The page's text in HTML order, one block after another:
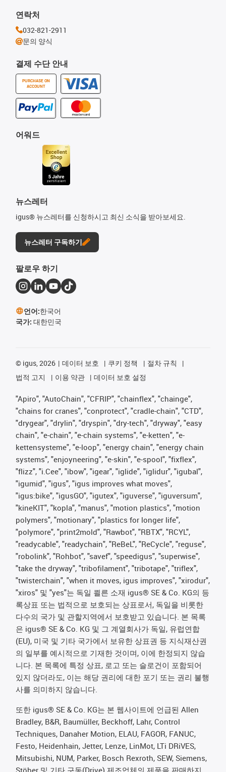
결제 수단 안내
PURCHASE ON
ACCOUNT
어워드
뉴스레터
igus® 뉴스레터를 신청하시고 최신 소식을 받아보세요.
뉴스레터 구독하기
연락처
032-821-2911
문의 양식
팔로우 하기
언어:한국어
국가: 대한민국
© igus, 2026 데이터 보호 쿠키 정책
절차 규칙
법적 고지
이용 약관 데이터 보호 설정
"Apiro", "AutoChain", "CFRIP", "chainflex", "chainge",
"chains for cranes", "conprotect", "cradle-chain", "CTD",
"drygear", "drylin", "dryspin", "dry-tech", "dryway", "easy
chain", "e-chain", "e-chain systems", "e-ketten", "e-
kettensysteme", "e-loop", "energy chain", "energy chain
systems", "enjoyneering", "e-skin", "e-spool", "fixflex",
"flizz", "i.Cee", "ibow", "igear", "iglide", "iglidur", "igubal",
"igumid", "igus", "igus improves what moves",
"igus:bike", "igusGO", "igutex", "iguverse", "iguversum",
"kineKIT", "kopla", "manus", "motion plastics", "motion
polymers", "motionary", "plastics for longer life",
"polymore", "print2mold", "Rawbot", "RBTX", "RCYL",
"readycable", "readychain", "ReBeL", "ReCycle", "reguse",
"robolink", "Rohbot", "savef", "speedigus", "superwise",
"take the dryway", "tribofilament", "tribotape", "triflex",
"twisterchain", "when it moves, igus improves", "xirodur",
"xiros" 및 "yes"는 독일 쾰른 소재 igus® SE & Co. KG의 등
록상표 또는 법적으로 보호되는 상표로서, 독일을 비롯한
다수의 국가 및 관할지역에서 보호받고 있습니다. 본 목록
은 igus® SE & Co. KG 및 그 계열회사가 독일, 유럽연합
(EU), 미국 및 기타 국가에서 보유한 상표권 등 지식재산권
의 일부를 예시적으로 기재한 것이며, 이에 한정되지 않습
니다. 본 목록에 특정 상표, 로고 또는 슬로건이 포함되어
있지 않더라도, 이는 해당 권리에 대한 포기 또는 권리 불행
사를 의미하지 않습니다.
또한 igus® SE & Co. KG는 본 웹사이트에 언급된 Allen
Bradley, B&R, Baumüller, Beckhoff, Lahr, Control
Techniques, Danaher Motion, ELAU, FAGOR, FANUC,
Festo, Heidenhain, Jetter, Lenze, LinMot, LTi DRiVES,
Mitsubishi, NUM, Parker, Bosch Rexroth, SEW, Siemens,
Stöber 및 기타 구동(Drive) 제조업체의 제품을 판매하지